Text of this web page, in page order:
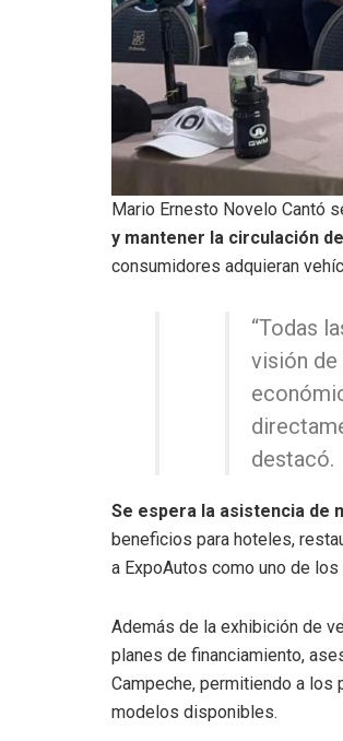
Mario Ernesto Novelo Cantó
y mantener la circulación
consumidores adquieran
“Todas
visión de
destacó.
Se espera la asistencia de
beneficios para hoteles,
a ExpoAutos como uno de
Además de la exhibición de
planes de financiamiento,
Campeche, permitiendo a
modelos disponibles.